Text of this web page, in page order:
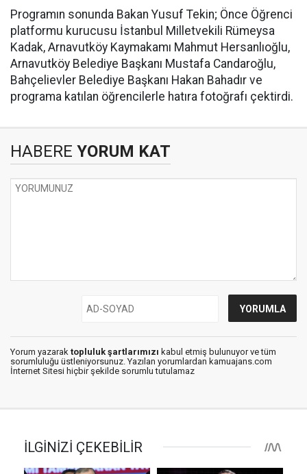
Programın sonunda Bakan Yusuf Tekin; Önce Öğrenci
platformu kurucusu İstanbul Milletvekili Rümeysa
Kadak, Arnavutköy Kaymakamı Mahmut Hersanlıoğlu,
Arnavutköy Belediye Başkanı Mustafa Candaroğlu,
Bahçelievler Belediye Başkanı Hakan Bahadır ve
programa katılan öğrencilerle hatıra fotoğrafı çektirdi.
HABERE YORUM KAT
Yorum yazarak topluluk şartlarımızı kabul etmiş bulunuyor ve tüm
sorumluluğu üstleniyorsunuz. Yazılan yorumlardan kamuajans.com
İnternet Sitesi hiçbir şekilde sorumlu tutulamaz